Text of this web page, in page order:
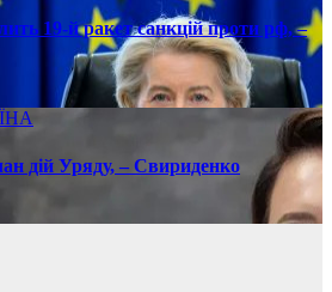
19-й ракет санкцій проти рф, –
дій Уряду, – Свириденко